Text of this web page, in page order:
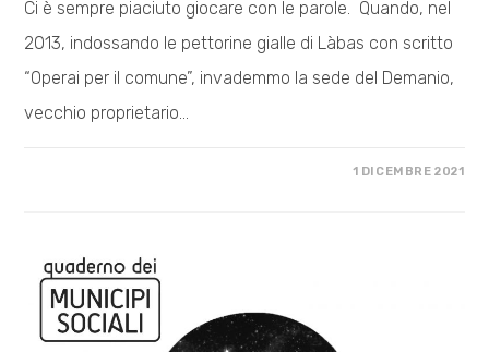
Ci è sempre piaciuto giocare con le parole. Quando, nel
2013, indossando le pettorine gialle di Làbas con scritto
“Operai per il comune”, invademmo la sede del Demanio,
vecchio proprietario…
1 DICEMBRE 2021